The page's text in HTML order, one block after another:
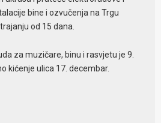
bine i ozvučenja na Trgu
od 15 dana.
za muzičare, binu i rasvjetu je 9.
kićenje ulica 17. decembar.